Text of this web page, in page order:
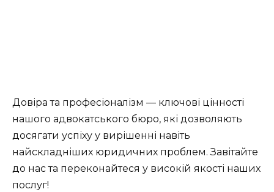
Довіра та професіоналізм — ключові цінності
нашого адвокатського бюро, які дозволяють
досягати успіху у вирішенні навіть
найскладніших юридичних проблем. Завітайте
до нас та переконайтеся у високій якості наших
послуг!